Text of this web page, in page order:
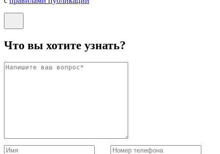
Что вы хотите узнать?